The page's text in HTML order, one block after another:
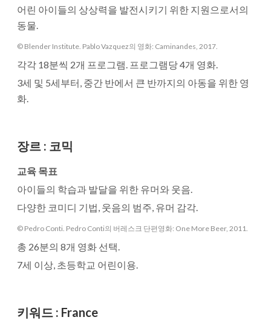
어린 아이들의 상상력을 발전시키기 위한 지원으로서의
동물.
© Blender Institute. Pablo Vazquez의 영화: Caminandes, 2017.
각각 18분씩 2개 프로그램. 프로그램당 4개 영화.
3세 및 5세부터, 중간 반에서 큰 반까지의 아동을 위한 영
화.
장르 : 코믹
교육 목표
아이들의 학습과 발달을 위한 유머와 웃음.
다양한 코미디 기법, 웃음의 범주, 유머 감각.
© Pedro Conti. Pedro Conti의 버레스크 단편영화: One More Beer, 2011.
총 26분의 8개 영화 선택.
7세 이상, 초등학교 어린이용.
키워드 : France